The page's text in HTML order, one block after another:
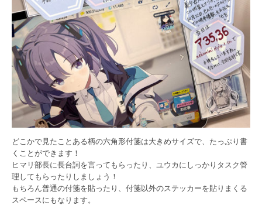
どこかで見たことある柄の六角形付箋は大きめサイズで、たっぷり書
くことができます！
ヒマリ部長に長台詞を言ってもらったり、ユウカにしっかりタスク管
理してもらったりしましょう！
もちろん普通の付箋を貼ったり、付箋以外のステッカーを貼りまくる
スペースにもなります。